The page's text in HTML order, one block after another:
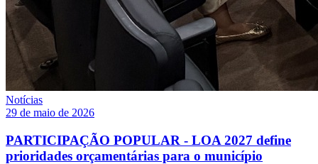
Notícias
29 de maio de 2026
PARTICIPAÇÃO POPULAR - LOA 2027 define
prioridades orçamentárias para o município